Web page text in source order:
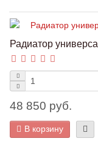
Радиатор
48 850 руб.
В корзину